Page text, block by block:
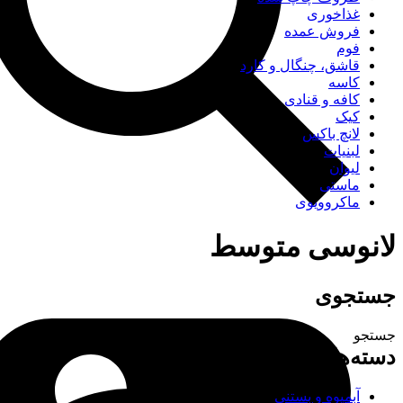
غذاخوری
فروش عمده
فوم
قاشق، چنگال و کارد
کاسه
کافه و قنادی
کیک
لانچ باکس
لبنیات
لیوان
ماستی
ماکروویوی
لانوسی متوسط
جستجوی
جستجو
دسته‌های محصولات
آبمیوه و بستنی